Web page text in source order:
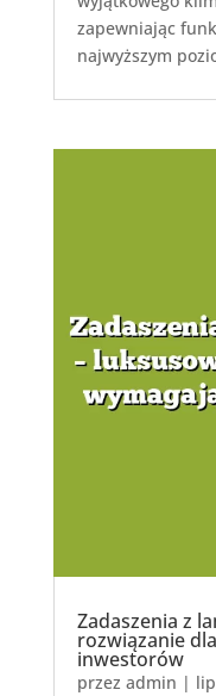
zapewniając
najwyższym
Zadaszenia z
rozwiązanie
inwestorów
przez admin |